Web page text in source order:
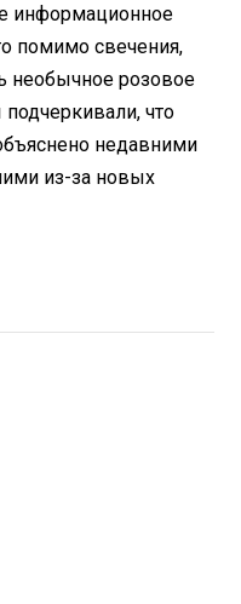
информационное
помимо свечения,
необычное розовое
что
недавними
из-за новых